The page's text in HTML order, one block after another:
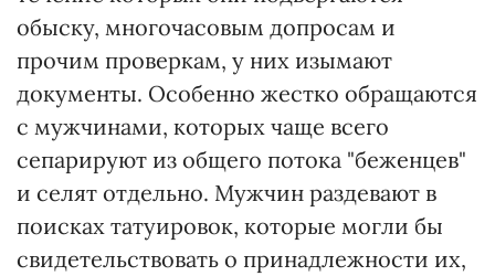
обыску, многочасовым допросам и
прочим проверкам, у них изымают
документы. Особенно жестко обращаются
с мужчинами, которых чаще всего
сепарируют из общего потока "беженцев"
и селят отдельно. Мужчин раздевают в
поисках татуировок, которые могли бы
свидетельствовать о принадлежности их,